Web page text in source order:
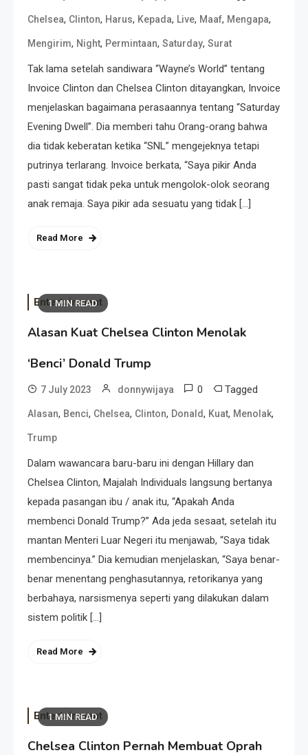
Chelsea, Clinton, Harus, Kepada, Live, Maaf, Mengapa,
Mengirim, Night, Permintaan, Saturday, Surat
Tak lama setelah sandiwara “Wayne’s World” tentang
Invoice Clinton dan Chelsea Clinton ditayangkan, Invoice
menjelaskan bagaimana perasaannya tentang “Saturday
Evening Dwell”. Dia memberi tahu Orang-orang bahwa
dia tidak keberatan ketika “SNL” mengejeknya tetapi
putrinya terlarang. Invoice berkata, “Saya pikir Anda
pasti sangat tidak peka untuk mengolok-olok seorang
anak remaja. Saya pikir ada sesuatu yang tidak […]
Read More
1 MIN READ
Entertainment
Alasan Kuat Chelsea Clinton Menolak
‘Benci’ Donald Trump
7 July 2023 donnywijaya 0 Tagged
Alasan, Benci, Chelsea, Clinton, Donald, Kuat, Menolak,
Trump
Dalam wawancara baru-baru ini dengan Hillary dan
Chelsea Clinton, Majalah Individuals langsung bertanya
kepada pasangan ibu / anak itu, “Apakah Anda
membenci Donald Trump?” Ada jeda sesaat, setelah itu
mantan Menteri Luar Negeri itu menjawab, “Saya tidak
membencinya.” Dia kemudian menjelaskan, “Saya benar-
benar menentang penghasutannya, retorikanya yang
berbahaya, narsismenya seperti yang dilakukan dalam
sistem politik […]
Read More
1 MIN READ
Entertainment
Chelsea Clinton Pernah Membuat Oprah